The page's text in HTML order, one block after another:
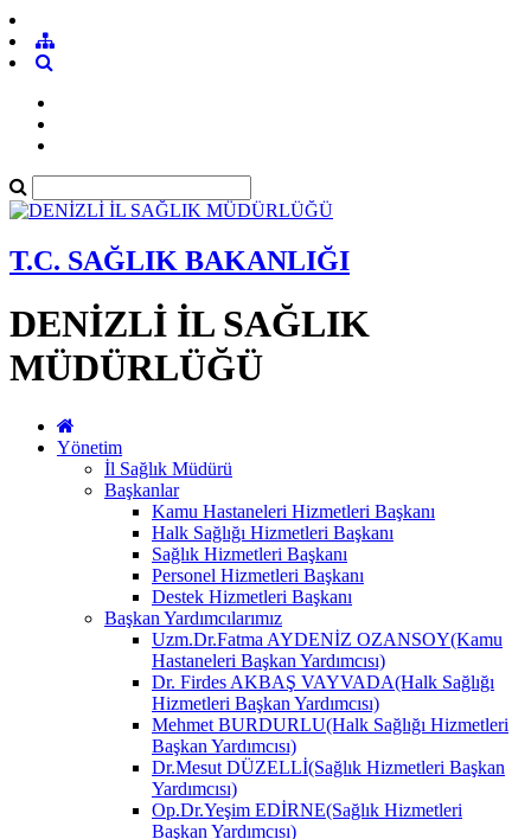
T.C. SAĞLIK BAKANLIĞI
DENİZLİ İL SAĞLIK
MÜDÜRLÜĞÜ
Yönetim
İl Sağlık Müdürü
Başkanlar
Kamu Hastaneleri Hizmetleri Başkanı
Halk Sağlığı Hizmetleri Başkanı
Sağlık Hizmetleri Başkanı
Personel Hizmetleri Başkanı
Destek Hizmetleri Başkanı
Başkan Yardımcılarımız
Uzm.Dr.Fatma AYDENİZ OZANSOY(Kamu
Hastaneleri Başkan Yardımcısı)
Dr. Firdes AKBAŞ VAYVADA(Halk Sağlığı
Hizmetleri Başkan Yardımcısı)
Mehmet BURDURLU(Halk Sağlığı Hizmetleri
Başkan Yardımcısı)
Dr.Mesut DÜZELLİ(Sağlık Hizmetleri Başkan
Yardımcısı)
Op.Dr.Yeşim EDİRNE(Sağlık Hizmetleri
Başkan Yardımcısı)